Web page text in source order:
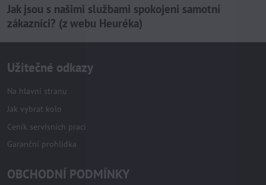
Jak jsou s našimi službami spokojeni samotní
zákazníci? (z webu Heuréka)
Užitečné odkazy
Na hlavní stranu
Jak vybrat kolo
Ceník servisních prací
Garanční prohlídka
OBCHODNÍ PODMÍNKY